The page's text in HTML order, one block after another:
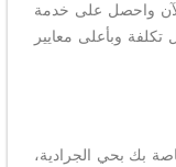
واحصل على خدمة
وبأعلى معايير
بك بحي الجرادية،